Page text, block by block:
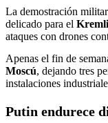
La demostración
delicado para el
ataques con drones
Apenas el fin de
Moscú, dejando tres
instalaciones
Putin endurece